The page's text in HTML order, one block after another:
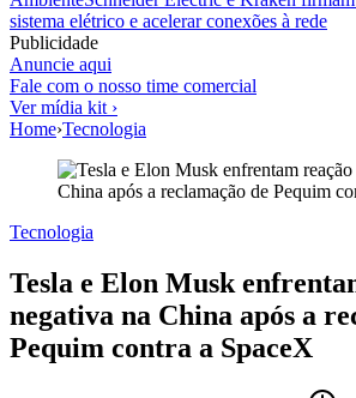
sistema elétrico e acelerar conexões à rede
Publicidade
Anuncie aqui
Fale com o nosso time comercial
Ver mídia kit ›
Home›Tecnologia
Tecnologia
Tesla e Elon Musk
negativa na China após a
Pequim contra a SpaceX